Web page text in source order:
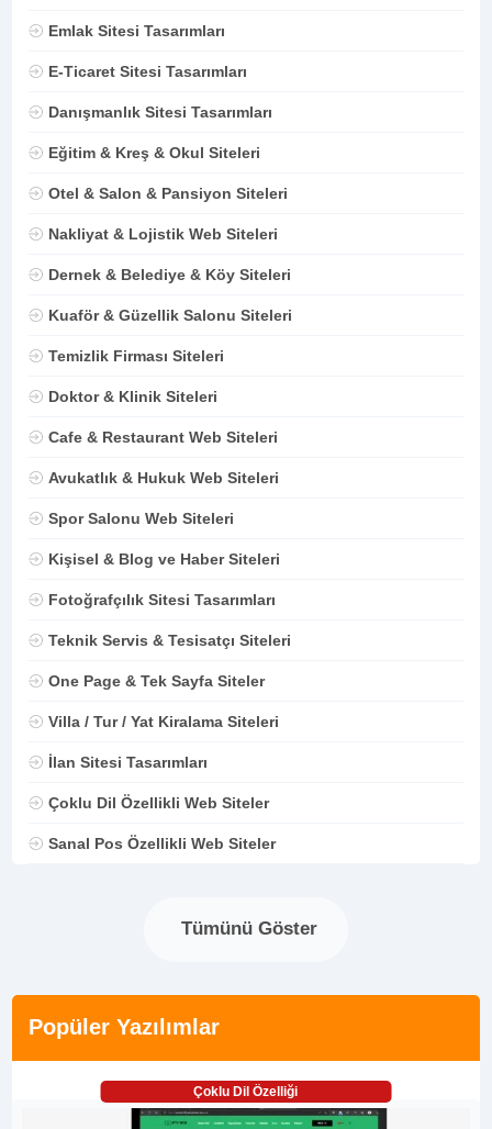
Emlak Sitesi Tasarımları
E-Ticaret Sitesi Tasarımları
Danışmanlık Sitesi Tasarımları
Eğitim & Kreş & Okul Siteleri
Otel & Salon & Pansiyon Siteleri
Nakliyat & Lojistik Web Siteleri
Dernek & Belediye & Köy Siteleri
Kuaför & Güzellik Salonu Siteleri
Temizlik Firması Siteleri
Doktor & Klinik Siteleri
Cafe & Restaurant Web Siteleri
Avukatlık & Hukuk Web Siteleri
Spor Salonu Web Siteleri
Kişisel & Blog ve Haber Siteleri
Fotoğrafçılık Sitesi Tasarımları
Teknik Servis & Tesisatçı Siteleri
One Page & Tek Sayfa Siteler
Villa / Tur / Yat Kiralama Siteleri
İlan Sitesi Tasarımları
Çoklu Dil Özellikli Web Siteler
Sanal Pos Özellikli Web Siteler
Tümünü Göster
Popüler Yazılımlar
Çoklu Dil Özelliği